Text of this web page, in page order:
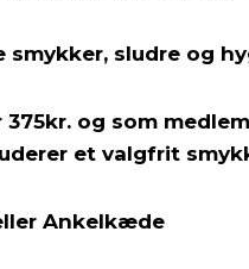
smykker, sludre og
og som
et valgfrit
Ankelkæde